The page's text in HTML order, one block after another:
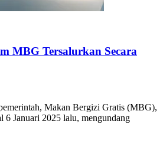
MBG Tersalurkan Secara
Makan Bergizi Gratis (MBG),
6 Januari 2025 lalu, mengundang